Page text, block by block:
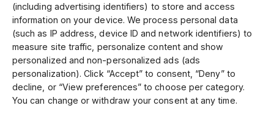
(including advertising identifiers) to store and access
information on your device. We process personal data
(such as IP address, device ID and network identifiers) to
measure site traffic, personalize content and show
personalized and non-personalized ads (ads
personalization). Click “Accept” to consent, “Deny” to
decline, or “View preferences” to choose per category.
You can change or withdraw your consent at any time.
Jens S. Transmissioner leverer transmissionsløsninger i
samarbejde med verdens førende leverandører. Gennem
vores førende position i Skandinavien, samt fokus på kvalitet
og kundeservice, kan vi tilbyde et bredt sortiment til
konkurrencedygtige priser. Vi fremstiller kunde- og
specialtilpassede produkter på vores mekaniske værksted.
Vi er certificeret inden for ISO 9001, 14001 og 45001.